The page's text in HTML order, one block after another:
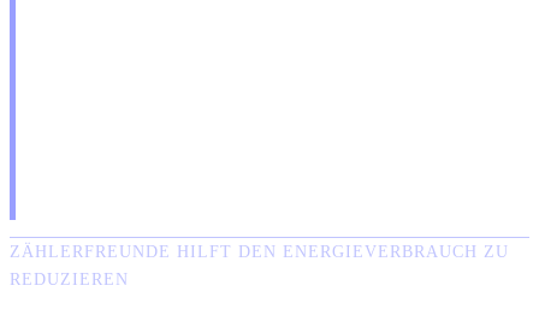
ZÄHLERFREUNDE HILFT DEN ENERGIEVERBRAUCH ZU
REDUZIEREN